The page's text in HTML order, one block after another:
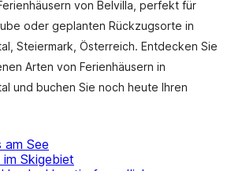
von Belvilla, perfekt für
oder geplanten Rückzugsorte in
Steiermark, Österreich. Entdecken Sie
Arten von Ferienhäusern in
und buchen Sie noch heute Ihren
am See
im Skigebiet